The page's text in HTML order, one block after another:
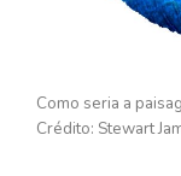
Como seria a
Crédito: Stewart